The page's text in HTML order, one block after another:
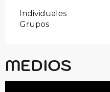
Individuales
Grupos
MEDIOS